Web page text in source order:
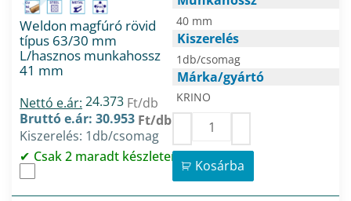
Weldon magfúró rövid
típus 63/30 mm
L/hasznos munkahossz
41 mm
Nettó e.ár: 24.373 Ft/db
Bruttó e.ár: 30.953 Ft/db
Kiszerelés: 1db/csomag
Csak 2 maradt készleten
40 mm
Kiszerelés
1db/csomag
Márka/gyártó
KRINO
Kosárba